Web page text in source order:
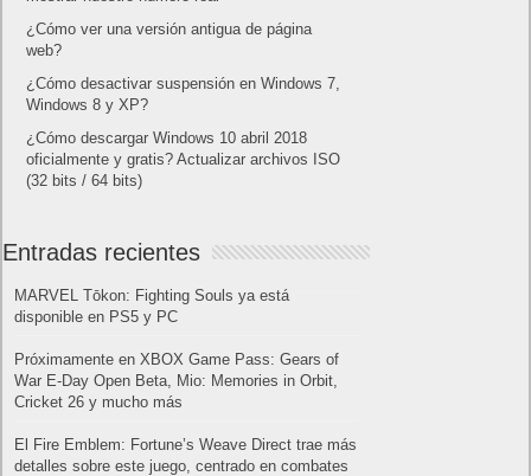
¿Cómo ver una versión antigua de página
web?
¿Cómo desactivar suspensión en Windows 7,
Windows 8 y XP?
¿Cómo descargar Windows 10 abril 2018
oficialmente y gratis? Actualizar archivos ISO
(32 bits / 64 bits)
Entradas recientes
MARVEL Tōkon: Fighting Souls ya está
disponible en PS5 y PC
Próximamente en XBOX Game Pass: Gears of
War E-Day Open Beta, Mio: Memories in Orbit,
Cricket 26 y mucho más
El Fire Emblem: Fortune’s Weave Direct trae más
detalles sobre este juego, centrado en combates